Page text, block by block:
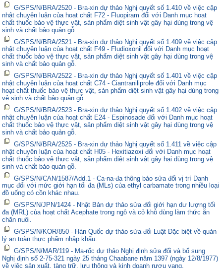
G/SPS/N/BRA/2520 - Bra-xin dự thảo Nghị quyết số 1.410 về việc cập
nhật chuyên luận của hoạt chất F72 - Fluopiram đối với Danh mục hoạt
chất thuốc bảo vệ thực vật, sản phẩm diệt sinh vật gây hại dùng trong vệ
sinh và chất bảo quản gỗ.
G/SPS/N/BRA/2521 - Bra-xin dự thảo Nghị quyết số 1.409 về việc cập
nhật chuyên luận của hoạt chất F49 - Fludioxonil đối với Danh mục hoạt
chất thuốc bảo vệ thực vật, sản phẩm diệt sinh vật gây hại dùng trong vệ
sinh và chất bảo quản gỗ.
G/SPS/N/BRA/2522 - Bra-xin dự thảo Nghị quyết số 1.401 về việc cập
nhật chuyên luận của hoạt chất C74 - Ciantraniliprole đối với Danh mục
hoạt chất thuốc bảo vệ thực vật, sản phẩm diệt sinh vật gây hại dùng trong
vệ sinh và chất bảo quản gỗ.
G/SPS/N/BRA/2523 - Bra-xin dự thảo Nghị quyết số 1.402 về việc cập
nhật chuyên luận của hoạt chất E24 - Espinosade đối với Danh mục hoạt
chất thuốc bảo vệ thực vật, sản phẩm diệt sinh vật gây hại dùng trong vệ
sinh và chất bảo quản gỗ.
G/SPS/N/BRA/2525 - Bra-xin dự thảo Nghị quyết số 1.411 về việc cập
nhật chuyên luận của hoạt chất H05 - Hexitiazoxi đối với Danh mục hoạt
chất thuốc bảo vệ thực vật, sản phẩm diệt sinh vật gây hại dùng trong vệ
sinh và chất bảo quản gỗ.
G/SPS/N/CAN/1587/Add.1 - Ca-na-đa thông báo sửa đổi vị trí Danh
mục đối với mức giới hạn tối đa (MLs) của ethyl carbamate trong nhiều loại
đồ uống có cồn khác nhau.
G/SPS/N/JPN/1424 - Nhật Bản dự thảo sửa đổi giới hạn dư lượng tối
đa (MRL) của hoạt chất Acephate trong ngô và cỏ khô dùng làm thức ăn
chăn nuôi.
G/SPS/N/KOR/850 - Hàn Quốc dự thảo sửa đổi Luật Đặc biệt về quản
lý an toàn thực phẩm nhập khẩu.
G/SPS/N/MAR/119 - Ma-rốc dự thảo Nghị định sửa đổi và bổ sung
Nghị định số 2-75-321 ngày 25 tháng Chaabane năm 1397 (ngày 12/8/1977)
về việc sản xuất, tàng trữ, lưu thông và kinh doanh rượu vang.